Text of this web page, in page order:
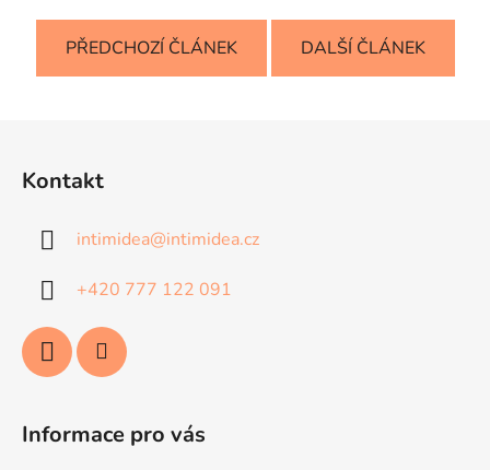
PŘEDCHOZÍ ČLÁNEK DALŠÍ ČLÁNEK
Kontakt
intimidea@intimidea.cz
+420 777 122 091
Informace pro vás